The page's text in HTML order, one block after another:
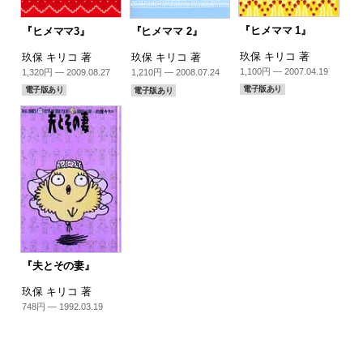
『ヒメママ3』
玖保 キリコ 著
1,320円 — 2009.08.27
電子版あり
『ヒメママ 2』
玖保 キリコ 著
1,210円 — 2008.07.24
電子版あり
『ヒメママ 1』
玖保 キリコ 著
1,100円 — 2007.04.19
電子版あり
『夫とその妻』
玖保 キリコ 著
748円 — 1992.03.19